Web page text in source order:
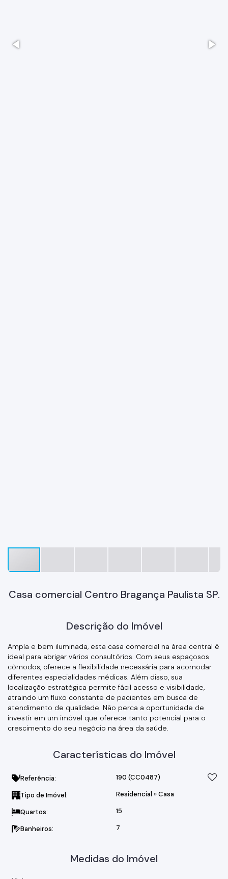
Casa comercial Centro Bragança Paulista SP.
Descrição do Imóvel
Ampla e bem iluminada, esta casa comercial na área central é
ideal para abrigar vários consultórios. Com seus espaçosos
cômodos, oferece a flexibilidade necessária para acomodar
diferentes especialidades médicas. Além disso, sua
localização estratégica permite fácil acesso e visibilidade,
atraindo um fluxo constante de pacientes em busca de
atendimento de qualidade. Não perca a oportunidade de
investir em um imóvel que oferece tanto potencial para o
crescimento do seu negócio na área da saúde.
Características do Imóvel
Referência: 190 (CC0487)
Tipo de Imóvel: Residencial »Casa
Quartos: 15
Banheiros: 7
Medidas do Imóvel